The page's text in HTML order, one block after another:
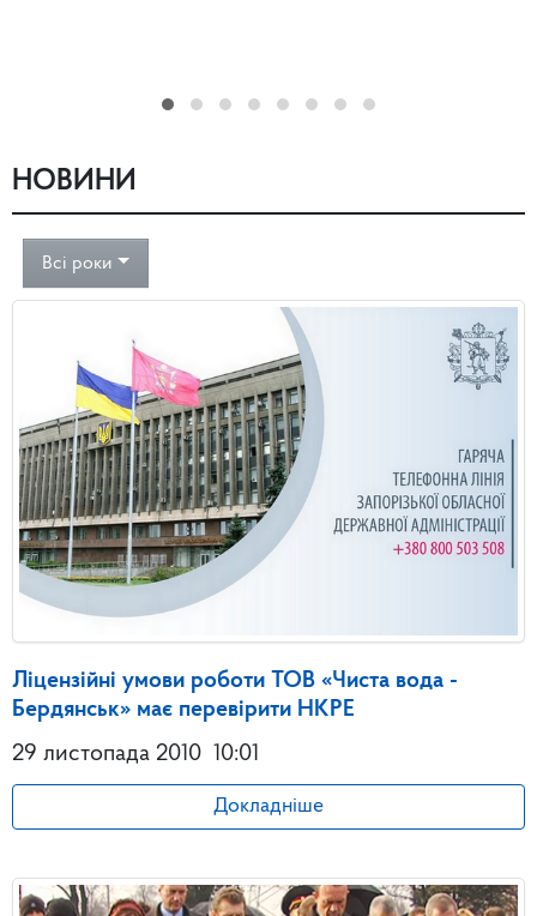
НОВИНИ
Всі роки
Ліцензійні умови роботи ТОВ «Чиста вода -
Бердянськ» має перевірити НКРЕ
29 листопада 2010 10:01
Докладніше